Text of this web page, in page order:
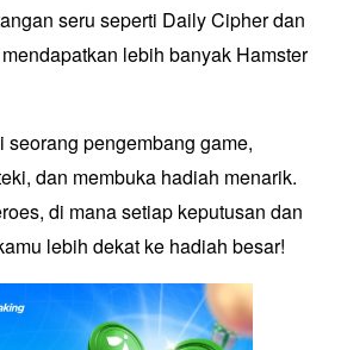
seru seperti Daily Cipher dan
lebih banyak Hamster
seorang pengembang game,
dan membuka hadiah menarik.
di mana setiap keputusan dan
lebih dekat ke hadiah besar!